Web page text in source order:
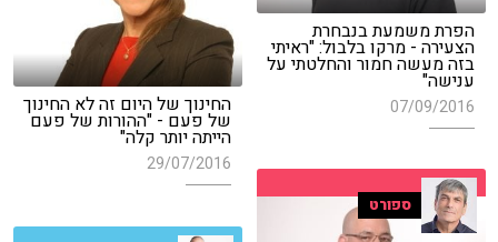
הפרת משמעת בנבחרת
הצעירה - מרקו בלבול: "ראיתי
בזה מעשה חמור והחלטתי על
ענישה"
07/09/2016 החינוך של היום זה לא החינוך
של פעם - "ההורות של פעם
הייתה יותר קלה"
29/07/2016
ספורט